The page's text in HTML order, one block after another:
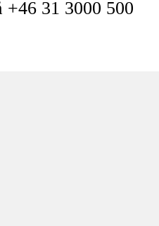
+46 31 3000 500